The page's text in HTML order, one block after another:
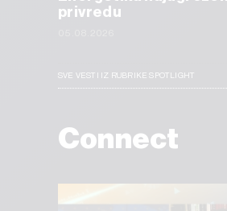
privredu
SVE VESTI IZ RUBRIKE SPOTLIGHT
Connect